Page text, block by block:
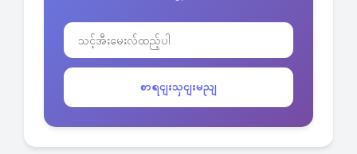
စာရငျးသှငျးမညျ